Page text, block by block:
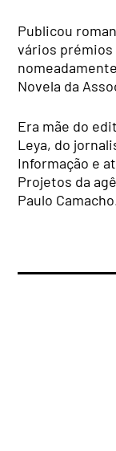
Publicou
vários prémios
Novela da
Era mãe do
Leya, do
Informação e
Projetos da
Paulo